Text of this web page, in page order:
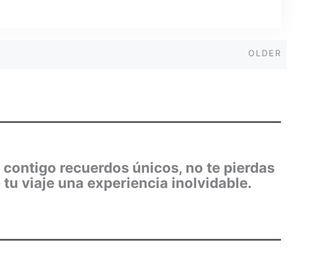
OLDER
recuerdos únicos, no te pierdas
tu viaje una experiencia inolvidable.